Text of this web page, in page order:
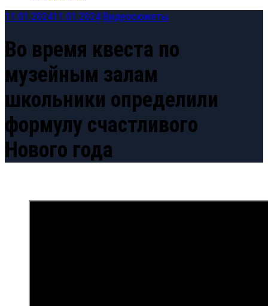
11.01.202411.01.2024 Видеосюжеты
Во время квеста по
музейным залам
школьники определили
формулу счастливого
Нового года